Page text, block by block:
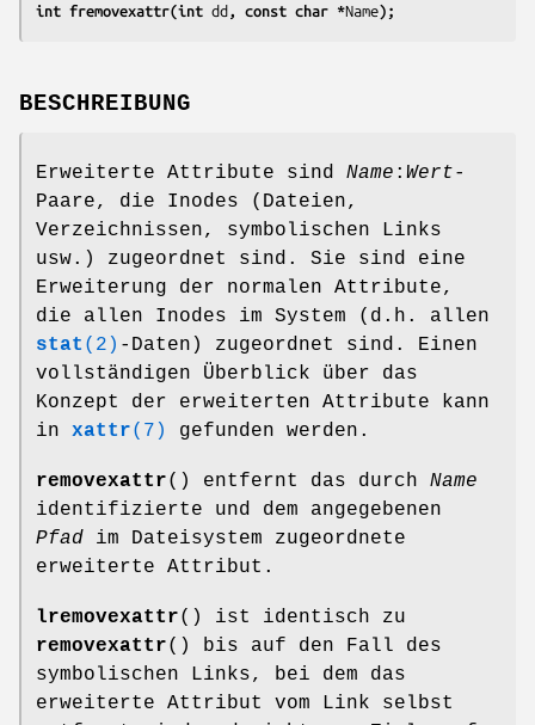
int fremovexattr(int dd , const char *Name);
BESCHREIBUNG
Erweiterte Attribute sind Name : Wert-
Paare, die Inodes (Dateien,
Verzeichnissen, symbolischen Links
usw.) zugeordnet sind. Sie sind eine
Erweiterung der normalen Attribute,
die allen Inodes im System (d.h. allen
stat (2) -Daten) zugeordnet sind. Einen
vollständigen Überblick über das
Konzept der erweiterten Attribute kann
in xattr(7) gefunden werden.
removexattr() entfernt das durch Name
identifizierte und dem angegebenen
Pfad im Dateisystem zugeordnete
erweiterte Attribut.
lremovexattr() ist identisch zu
removexattr() bis auf den Fall des
symbolischen Links, bei dem das
erweiterte Attribut vom Link selbst